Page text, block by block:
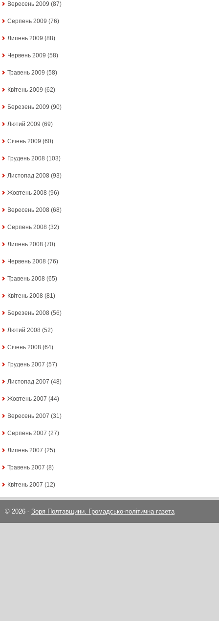
Вересень 2009 (87)
Серпень 2009 (76)
Липень 2009 (88)
Червень 2009 (58)
Травень 2009 (58)
Квітень 2009 (62)
Березень 2009 (90)
Лютий 2009 (69)
Січень 2009 (60)
Грудень 2008 (103)
Листопад 2008 (93)
Жовтень 2008 (96)
Вересень 2008 (68)
Серпень 2008 (32)
Липень 2008 (70)
Червень 2008 (76)
Травень 2008 (65)
Квітень 2008 (81)
Березень 2008 (56)
Лютий 2008 (52)
Січень 2008 (64)
Грудень 2007 (57)
Листопад 2007 (48)
Жовтень 2007 (44)
Вересень 2007 (31)
Серпень 2007 (27)
Липень 2007 (25)
Травень 2007 (8)
Квітень 2007 (12)
© 2026 - Зоря Полтавщини. Громадсько-політична газета